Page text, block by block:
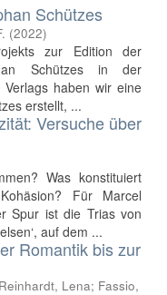
Schützes
(2022)
zur Edition der
Schützes in der
Verlags haben wir eine
erstellt, ...
Versuche über
Was konstituiert
Für Marcel
Spur ist die Trias von
auf dem ...
Romantik bis zur
Reinhardt, Lena; Fassio,